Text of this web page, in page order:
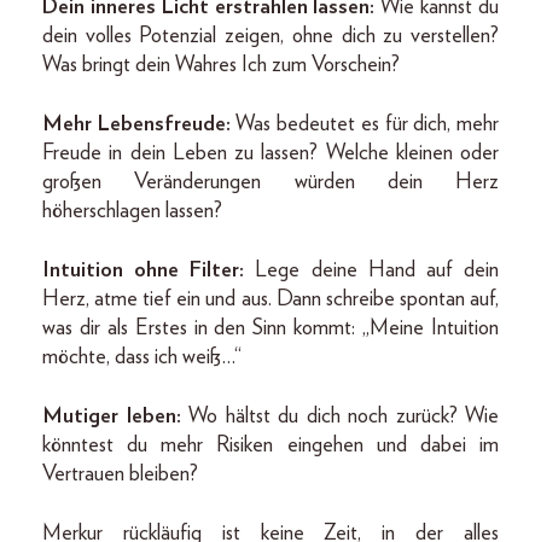
Dein inneres Licht erstrahlen lassen: Wie kannst du
dein volles Potenzial zeigen, ohne dich zu verstellen?
Was bringt dein Wahres Ich zum Vorschein?
Mehr Lebensfreude: Was bedeutet es für dich, mehr
Freude in dein Leben zu lassen? Welche kleinen oder
großen Veränderungen würden dein Herz
höherschlagen lassen?
Intuition ohne Filter: Lege deine Hand auf dein
Herz, atme tief ein und aus. Dann schreibe spontan auf,
was dir als Erstes in den Sinn kommt: „Meine Intuition
möchte, dass ich weiß…“
Mutiger leben: Wo hältst du dich noch zurück? Wie
könntest du mehr Risiken eingehen und dabei im
Vertrauen bleiben?
Merkur rückläufig ist keine Zeit, in der alles